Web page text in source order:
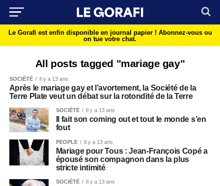
Le Gorafi est enfin disponible en journal papier ! Abonnez-vous ou
on tue votre chat.
All posts tagged "mariage gay"
SOCIÉTÉ Il y a 13 ans
Après le mariage gay et l’avortement, la Société de la
Terre Plate veut un débat sur la rotondité de la Terre
SOCIÉTÉ Il y a 13 ans
Il fait son coming out et tout le monde s’en
fout
PEOPLE Il y a 13 ans
Mariage pour Tous : Jean-François Copé a
épousé son compagnon dans la plus
stricte intimité
SOCIÉTÉ Il y a 13 ans